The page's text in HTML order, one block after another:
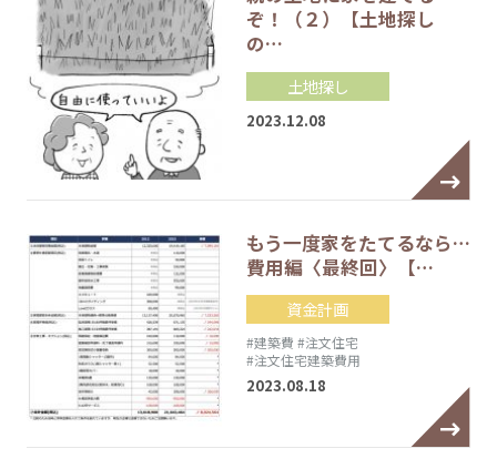
ぞ！（２）【土地探し
の…
土地探し
2023.12.08
もう一度家をたてるなら…
費用編〈最終回〉【…
資金計画
#建築費 #注文住宅
#注文住宅建築費用
2023.08.18